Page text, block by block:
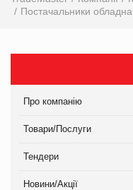
Постачальники
Про компанію
Товари/Послуги
Тендери
Новини/Акції